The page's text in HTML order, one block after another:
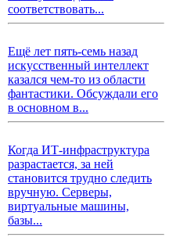
соответствовать...
Ещё лет пять-семь назад
искусственный интеллект
казался чем-то из области
фантастики. Обсуждали его
в основном в...
Когда ИТ-инфраструктура
разрастается, за ней
становится трудно следить
вручную. Серверы,
виртуальные машины,
базы...